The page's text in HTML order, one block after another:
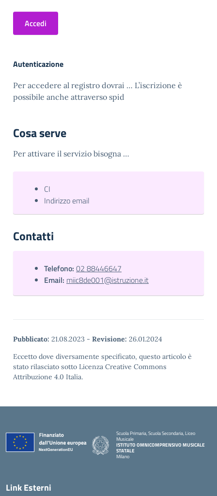
Accedi
Autenticazione
Per accedere al registro dovrai … L’iscrizione è
possibile anche attraverso spid
Cosa serve
Per attivare il servizio bisogna …
CI
Indirizzo email
Contatti
Telefono: 02 88446647
Email: miic8de001@istruzione.it
Pubblicato: 21.08.2023 - Revisione: 26.01.2024
Eccetto dove diversamente specificato, questo articolo è
stato rilasciato sotto Licenza Creative Commons
Attribuzione 4.0 Italia.
Scuola Primaria, Scuola Secondaria, Liceo
Musicale
ISTITUTO OMNICOMPRENSIVO MUSICALE
STATALE
Milano
Link Esterni